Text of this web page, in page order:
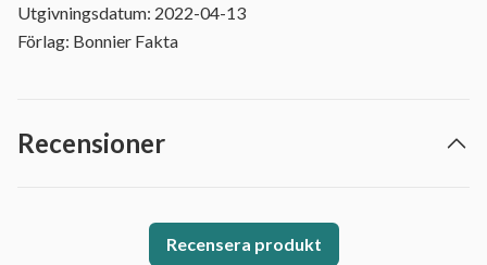
Utgivningsdatum: 2022-04-13
Förlag: Bonnier Fakta
Recensioner
Recensera produkt